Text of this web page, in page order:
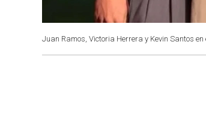
Juan Ramos, Victoria Herrera y Kevin Santos